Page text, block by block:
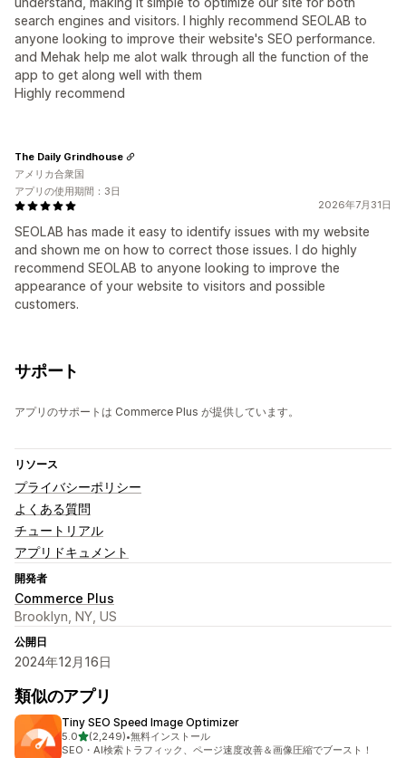
search engines and visitors. I highly recommend SEOLAB to
anyone looking to improve their website's SEO performance.
and Mehak help me alot walk through all the function of the
app to get along well with them
Highly recommend
2026年7月31日
SEOLAB has made it easy to identify issues with my website
and shown me on how to correct those issues. I do highly
recommend SEOLAB to anyone looking to improve the
appearance of your website to visitors and possible
customers.
The Daily Grindhouse
アメリカ合衆国
アプリの使用期間：3日
サポート
アプリのサポートは Commerce Plus が提供しています。
リソース
プライバシーポリシー
よくある質問
チュートリアル
アプリドキュメント
開発者
Commerce Plus
Brooklyn, NY, US
公開日
2024年12月16日
類似のアプリ
Tiny SEO Speed Image Optimizer
5.05つ星中
(2,249)
合計レビュー数：2249件
•無料インストール
SEO・AI検索トラフィック、ページ速度改善＆画像圧縮でブースト！